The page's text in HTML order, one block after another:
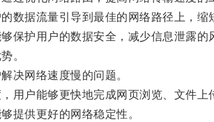
据流量引导到最佳的网络路径上，缩
护用户的数据安全，减少信息泄露的
。
网络速度慢的问题。
户能够更快地完成网页浏览、文件上
供更好的网络稳定性。